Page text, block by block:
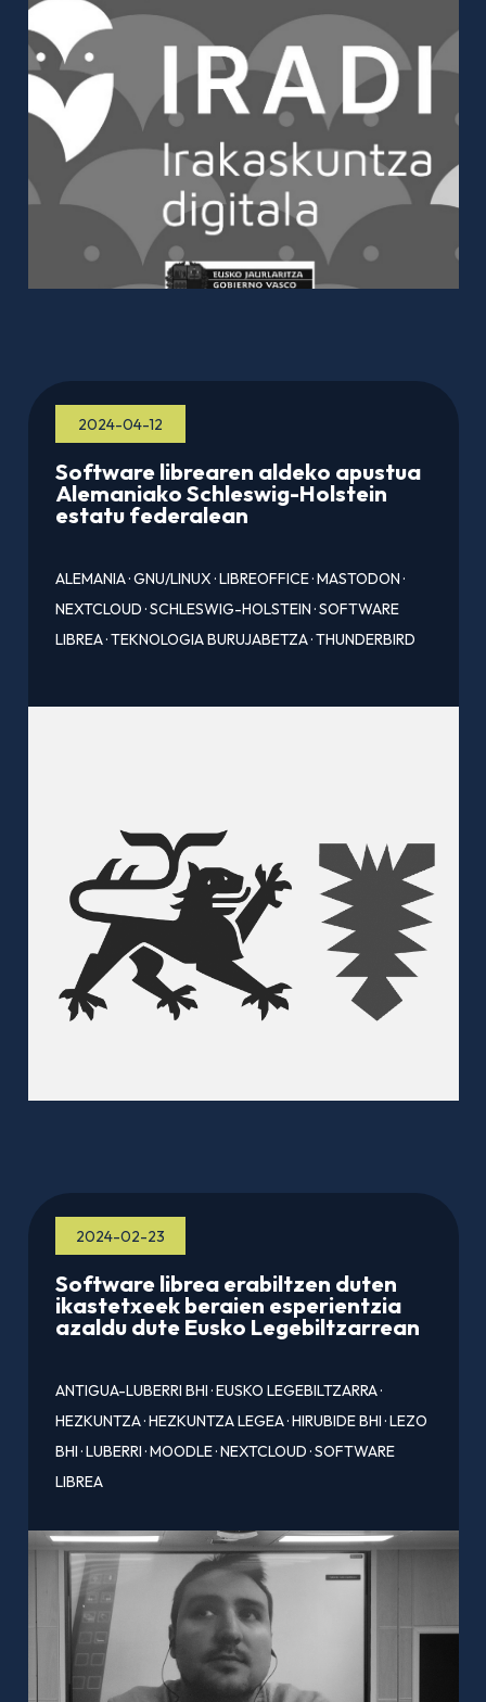
2024-04-12
Software librearen aldeko apustua
Alemaniako Schleswig-Holstein
estatu federalean
ALEMANIA·GNU/LINUX·LIBREOFFICE·MASTODON·
NEXTCLOUD·SCHLESWIG-HOLSTEIN·SOFTWARE
LIBREA·TEKNOLOGIA BURUJABETZA·THUNDERBIRD
2024-02-23
Software librea erabiltzen duten
ikastetxeek beraien esperientzia
azaldu dute Eusko Legebiltzarrean
ANTIGUA-LUBERRI BHI·EUSKO LEGEBILTZARRA·
HEZKUNTZA·HEZKUNTZA LEGEA·HIRUBIDE BHI·LEZO
BHI·LUBERRI·MOODLE·NEXTCLOUD·SOFTWARE
LIBREA